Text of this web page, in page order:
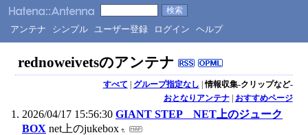
アンテナ シンプル ユーザー登録 ログイン ヘルプ
rednoweivetsのアンテナ
すべて | グループ指定なし |情報収集-クリップなど-
おとなりアンテナ| おすすめページ
2026/04/17 15:56:30 GIANT STEP NET上のジューク
BOX net上のjukebox